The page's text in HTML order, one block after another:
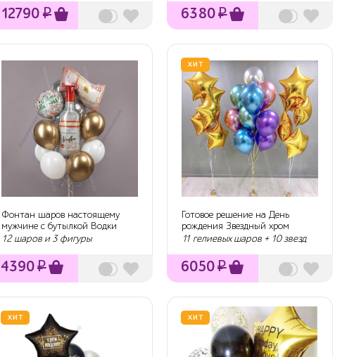
12790₽ 6380₽
Фонтан шаров настоящему
мужчине с бутылкой Водки
12 шаров и 3 фигуры
4390₽
ХИТ
Готовое решение на День
рождения Звездный хром
11 гелиевых шаров + 10 звезд
6050₽
ХИТ ХИТ